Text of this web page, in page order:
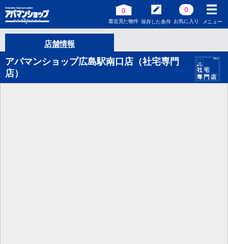
0
最近見た物件 保存した条件
0
お気に入り メニュー
店舗情報
アパマンショップ広島駅南口店（社宅専門
店）